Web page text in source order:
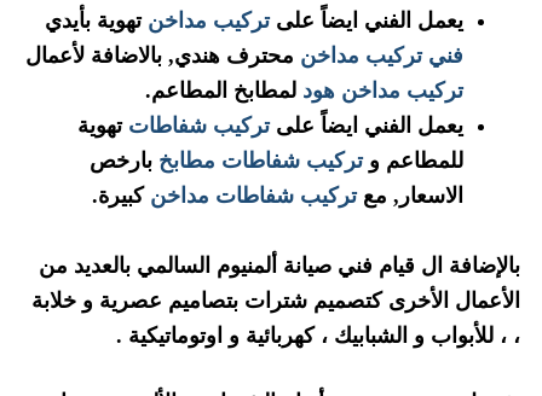
يعمل الفني ايضاً علىتركيب مداخن تهوية بأيدي
فني تركيب مداخن محترف هندي, بالاضافة لأعمال
تركيب مداخن هود لمطابخ المطاعم.
يعمل الفني ايضاً علىتركيب شفاطات تهوية
للمطاعم وتركيب شفاطات مطابخ بارخص
الاسعار, معتركيب شفاطات مداخن كبيرة.
بالإضافة ال قيام فني صيانة ألمنيوم السالمي بالعديد من
الأعمال الأخرى كتصميم شترات بتصاميم عصرية و خلابة
، ، للأبواب و الشبابيك ، كهربائية و اوتوماتيكية .